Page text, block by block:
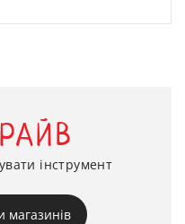
інструмент
магазинів